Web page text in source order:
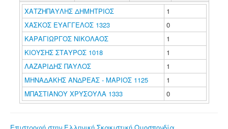
ΧΑΤΖΗΠΑΥΛΗΣ ΔΗΜΗΤΡΙΟΣ
1
ΧΑΣΚΟΣ ΕΥΑΓΓΕΛΟΣ 1323
0
ΚΑΡΑΓΙΩΡΓΟΣ ΝΙΚΟΛΑΟΣ
1
ΚΙΟΥΣΗΣ ΣΤΑΥΡΟΣ 1018
1
ΛΑΖΑΡΙΔΗΣ ΠΑΥΛΟΣ
1
ΜΗΝΑΔΑΚΗΣ ΑΝΔΡΕΑΣ - ΜΑΡΙΟΣ 1125
1
ΜΠΑΣΤΙΑΝΟΥ ΧΡΥΣΟΥΛΑ 1333
0